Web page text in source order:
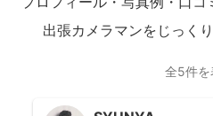
出張カメラマンをじっく
全5件を